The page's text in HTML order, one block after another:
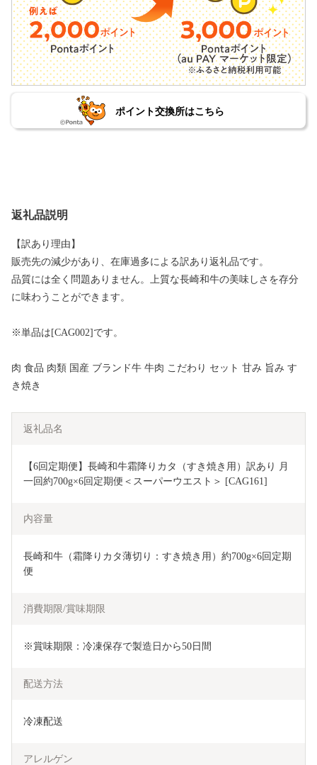
ポイント交換所はこちら
返礼品説明
【訳あり理由】
販売先の減少があり、在庫過多による訳あり返礼品です。
品質には全く問題ありません。上質な長崎和牛の美味しさを存分
に味わうことができます。
※単品は[CAG002]です。
肉 食品 肉類 国産 ブランド牛 牛肉 こだわり セット 甘み 旨み す
き焼き
返礼品名
【6回定期便】長崎和牛霜降りカタ（すき焼き用）訳あり 月
一回約700g×6回定期便＜スーパーウエスト＞ [CAG161]
内容量
長崎和牛（霜降りカタ薄切り：すき焼き用）約700g×6回定期
便
消費期限/賞味期限
※賞味期限：冷凍保存で製造日から50日間
配送方法
冷凍配送
アレルゲン